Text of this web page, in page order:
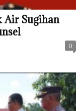
Air Sugihan
0